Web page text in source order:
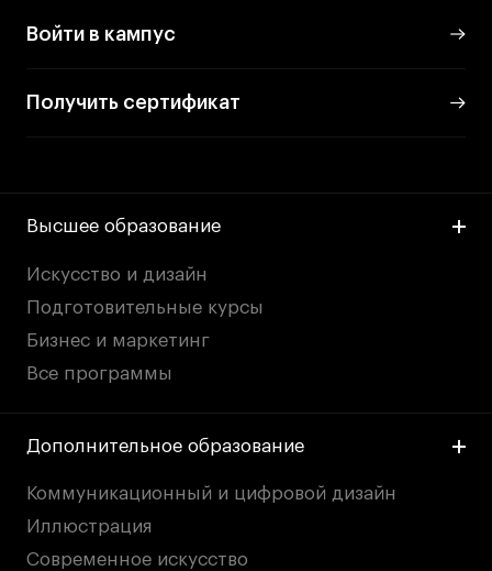
Публичная оферта
Условия возврата
деятельности АНО ВО «Универсальный
Университет»
Карта сайта
Войти в кампус
Получить сертификат
Высшее образование
Искусство и дизайн
Подготовительные курсы
Бизнес и маркетинг
Все программы
Дополнительное образование
Коммуникационный и цифровой дизайн
Иллюстрация
Современное искусство